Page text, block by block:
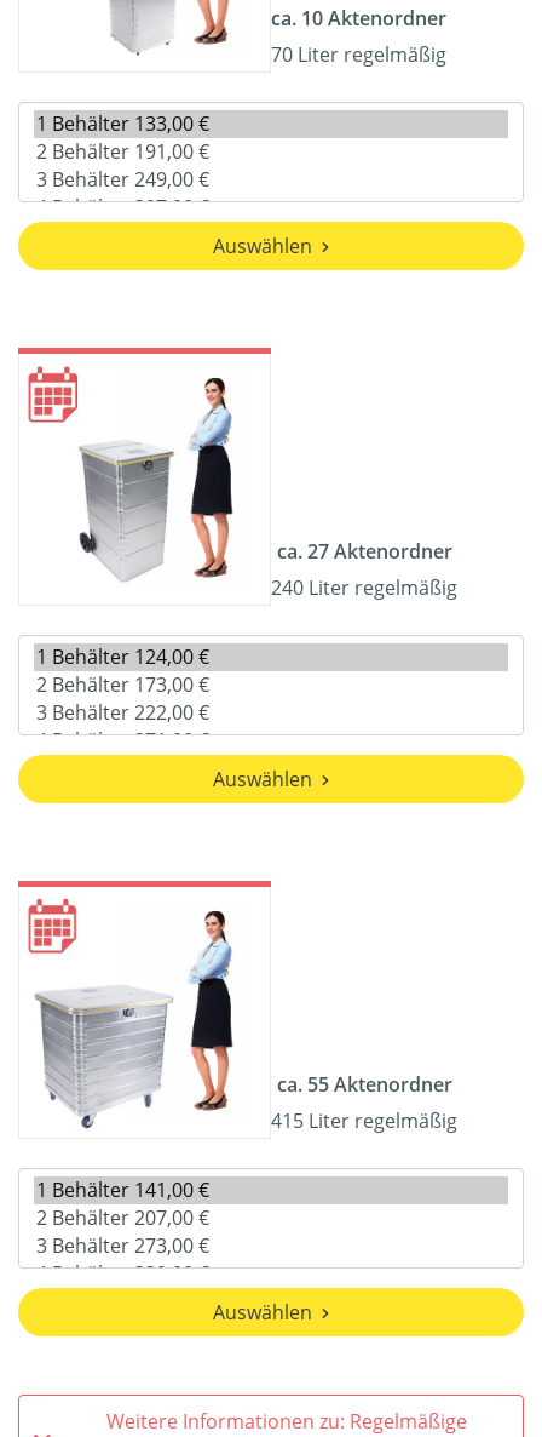
ca. 10 Aktenordner
70 Liter regelmäßig
Auswählen
ca. 27 Aktenordner
240 Liter regelmäßig
Auswählen
ca. 55 Aktenordner
415 Liter regelmäßig
Auswählen
Weitere Informationen zu: Regelmäßige